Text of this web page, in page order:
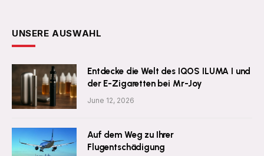
UNSERE AUSWAHL
Entdecke die Welt des IQOS ILUMA I und
der E-Zigaretten bei Mr-Joy
June 12, 2026
Auf dem Weg zu Ihrer
Flugentschädigung